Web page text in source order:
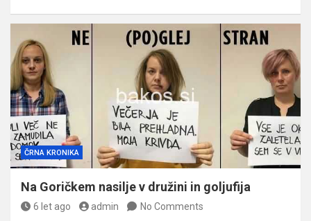
ČRNA KRONIKA
Na Goričkem nasilje v družini in goljufija
6 let ago admin No Comments